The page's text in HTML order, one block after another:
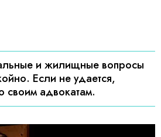
и жилищные вопросы
Если не удается,
своим адвокатам.